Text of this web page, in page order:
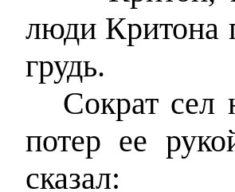
люди Критона
грудь.
Сократ сел
потер ее
сказал: